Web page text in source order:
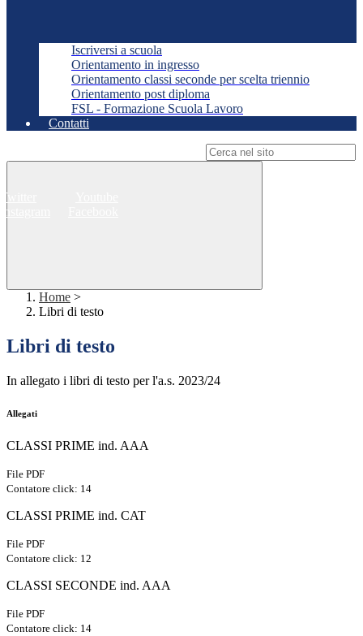
Iscriversi a scuola
Orientamento in ingresso
Orientamento classi seconde per scelta triennio
Orientamento post diploma
FSL - Formazione Scuola Lavoro
Contatti
Twitter
Instagram
Home >
Libri di testo
Libri di testo
In allegato i libri di testo per l'a.s. 2023/24
Allegati
CLASSI PRIME ind. AAA
File PDF
Contatore click: 14
CLASSI PRIME ind. CAT
File PDF
Contatore click: 12
CLASSI SECONDE ind. AAA
File PDF
Contatore click: 14